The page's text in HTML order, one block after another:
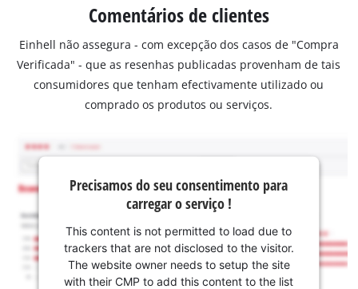
Comentários de clientes
Einhell não assegura - com excepção dos casos de "Compra
Verificada" - que as resenhas publicadas provenham de tais
consumidores que tenham efectivamente utilizado ou
comprado os produtos ou serviços.
Precisamos do seu consentimento para
carregar o serviço !
This content is not permitted to load due to
trackers that are not disclosed to the visitor.
The website owner needs to setup the site
with their CMP to add this content to the list